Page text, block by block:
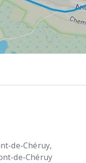
de-Chéruy,
de-Chéruy